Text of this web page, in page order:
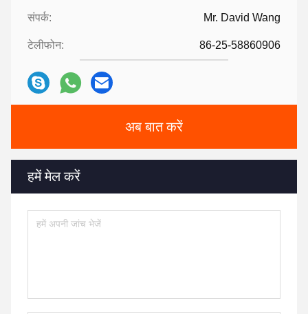
संपर्क: Mr. David Wang
टेलीफोन: 86-25-58860906
अब बात करें
हमें मेल करें